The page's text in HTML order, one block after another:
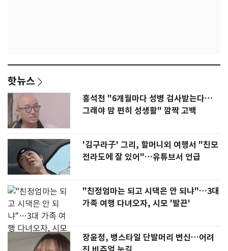
핫뉴스
홍석천 "6개월마다 성병 검사받는다…
그래야 맘 편히 성생활" 깜짝 고백
'김구라子' 그리, 할머니외 여행서 "친모
전라도에 잘 있어"…유튜브서 언급
"친정엄마는 되고 시댁은 안 되냐"…3대
가족 여행 다녀오자, 시모 '발끈'
장윤정, 뱅스타일 단발머리 변신…어려